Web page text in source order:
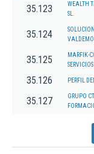
35.123
WEALTH
SL.
35.124
35.125
MARFIK-
SERVICIOS
35.126 PERFIL
35.127
GRUPO